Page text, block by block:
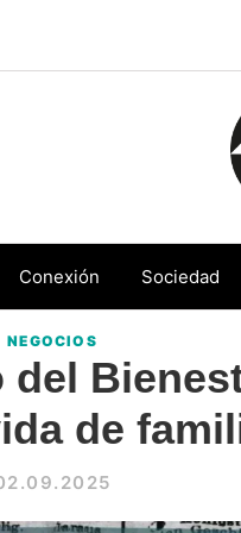
Conexión Sociedad
NEGOCIOS
de